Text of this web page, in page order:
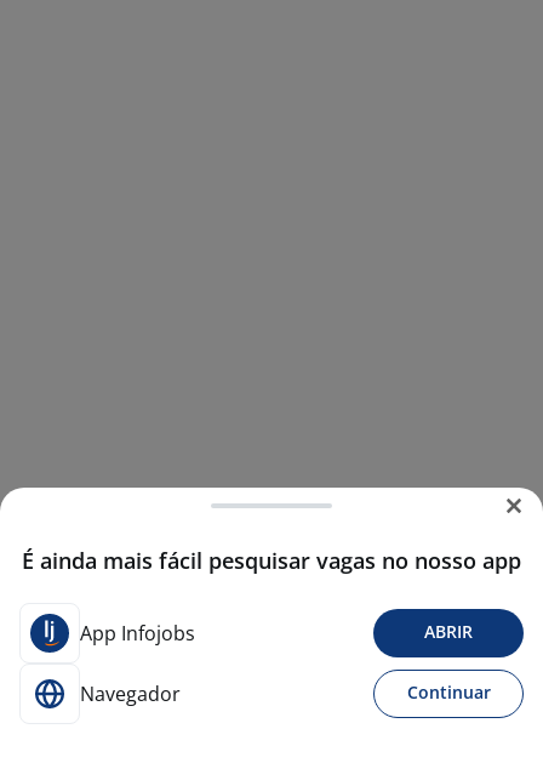
É ainda mais fácil pesquisar vagas no nosso app
App Infojobs ABRIR
Navegador Continuar